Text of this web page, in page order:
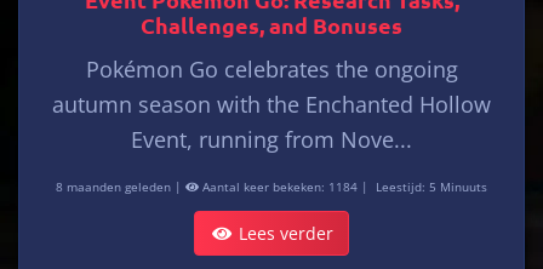
Challenges, and Bonuses
Pokémon Go celebrates the ongoing
autumn season with the Enchanted Hollow
Event, running from Nove...
8 maanden geleden | Aantal keer bekeken: 1184 | Leestijd: 5 Minuuts
Lees verder